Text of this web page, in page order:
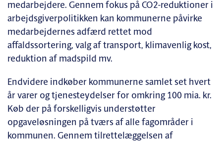
medarbejdere. Gennem fokus på CO2-reduktioner i
arbejdsgiverpolitikken kan kommunerne påvirke
medarbejdernes adfærd rettet mod
affaldssortering, valg af transport, klimavenlig kost,
reduktion af madspild mv.
Endvidere indkøber kommunerne samlet set hvert
år varer og tjenesteydelser for omkring 100 mia. kr.
Køb der på forskelligvis understøtter
opgaveløsningen på tværs af alle fagområder i
kommunen. Gennem tilrettelæggelsen af